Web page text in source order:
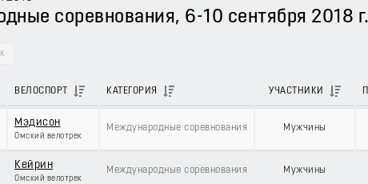
соревнования, 6-10 сентября 2018
ВЕЛОСПОРТ КАТЕГОРИЯ УЧАСТНИКИ
Мэдисон
Омский велотрек
Международные соревнования Мужчины
Кейрин
Омский велотрек
Международные соревнования Мужчины